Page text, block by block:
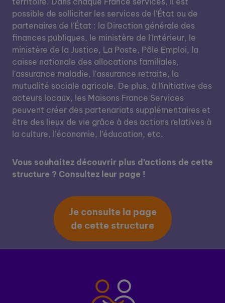
possible de solliciter les services de l'État ou de
partenaires de l'État : la Direction générale des
finances publiques, le ministère de l'Intérieur, le
ministère de la Justice, La Poste, Pôle Emploi, la
caisse nationale des allocations familiales,
l'assurance maladie, l'assurance retraite, la
mutualité sociale agricole. De plus, à l’initiative des
acteurs locaux, les Maisons France Services
peuvent créer des partenariats supplémentaires et
être des lieux de vie grâce à des actions relatives à
la culture, l’économie, l’éducation, etc.
Vous souhaitez découvrir plus d’actions de cette
structure ? Consultez leur page !
Je consulte la page
de cette structure